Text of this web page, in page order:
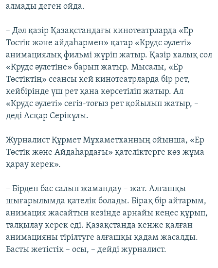
алмады деген ойда.
– Дәл қазір Қазақстандағы кинотеатрларда «Ер
Төстік және айдаһармен» қатар «Крудс әулеті»
анимациялық фильмі жүріп жатыр. Қазір халық сол
«Крудс әулетіне» барып жатыр. Мысалы, «Ер
Төстіктің» сеансы кей кинотеатрларда бір рет,
кейбірінде үш рет қана көрсетіліп жатыр. Ал
«Крудс әулеті» сегіз-тоғыз рет қойылып жатыр, –
деді Асқар Серікұлы.
Журналист Құрмет Мұхаметханның ойынша, «Ер
Төстік және Айдаһардағы» қателіктерге көз жұма
қарау керек».
– Бірден бас салып жамандау – жат. Алғашқы
шығарылымда қателік болады. Бірақ бір айтарым,
анимация жасайтын кезінде арнайы кеңес құрып,
талқылау керек еді. Қазақстанда кенже қалған
анимацияны тірілтуге алғашқы қадам жасалды.
Басты жетістік – осы, – дейді журналист.